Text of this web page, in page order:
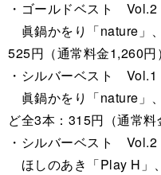
・ゴールドベスト
眞鍋かをり「nature」
525円（通常料金1,260円）
・シルバーベスト
眞鍋かをり「nature」
ど全3本：315円（通常料
・シルバーベスト
ほしのあき「Play H」